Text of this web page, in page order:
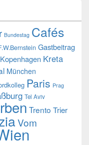
Bundestag Cafés
Gastbeitrag
Kopenhagen Kreta
München
Paris Prag
Tel Aviv
Trento Trier
Vom